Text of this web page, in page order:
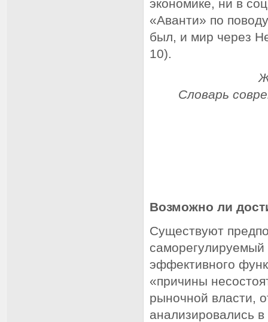
экономике, ни в
«Аванти» по
был, и мир через
10).
Словарь
Возможно ли
Существуют
саморегулируемый
эффективного
«причины
рыночной власти,
анализировались